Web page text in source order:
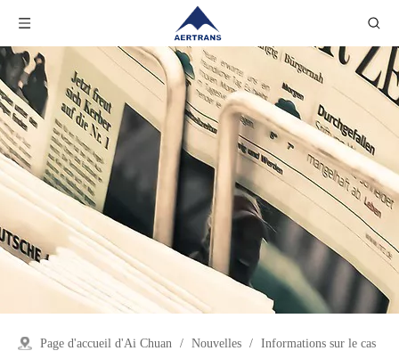
Page d'accueil d'Ai Chuan / Nouvelles / Informations sur le cas